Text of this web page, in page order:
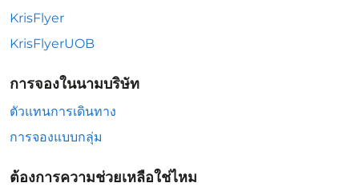
KrisFlyer
KrisFlyerUOB
การจองในนามบริษัท
ตัวแทนการเดินทาง
การจองแบบกลุ่ม
ต้องการความช่วยเหลือใช่ไหม